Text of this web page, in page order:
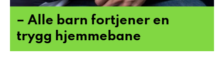
– Alle barn fortjener en
trygg hjemmebane